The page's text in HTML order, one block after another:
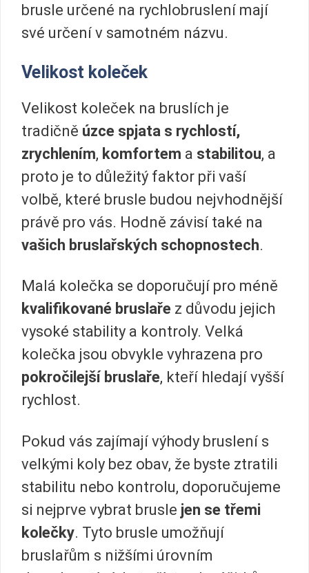
brusle určené na rychlobruslení mají
své určení v samotném názvu.
Velikost koleček
Velikost koleček na bruslích je
tradičně úzce spjata s rychlostí,
zrychlením, komfortem a stabilitou, a
proto je to důležitý faktor při vaší
volbě, které brusle budou nejvhodnější
právě pro vás. Hodně závisí také na
vašich bruslařských schopnostech.
Malá kolečka se doporučují pro méně
kvalifikované bruslaře z důvodu jejich
vysoké stability a kontroly. Velká
kolečka jsou obvykle vyhrazena pro
pokročilejší bruslaře, kteří hledají vyšší
rychlost.
Pokud vás zajímají výhody bruslení s
velkými koly bez obav, že byste ztratili
stabilitu nebo kontrolu, doporučujeme
si nejprve vybrat brusle jen se třemi
kolečky. Tyto brusle umožňují
bruslařům s nižšími úrovním